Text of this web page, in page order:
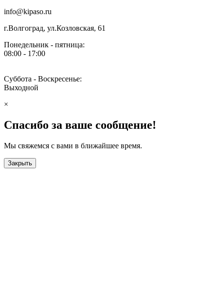
info@kipaso.ru
г.Волгоград, ул.Козловская, 61
Понедельник - пятница:
08:00 - 17:00
Суббота - Воскресенье:
Выходной
×
Спасибо за ваше сообщение!
Мы свяжемся с вами в ближайшее время.
Закрыть